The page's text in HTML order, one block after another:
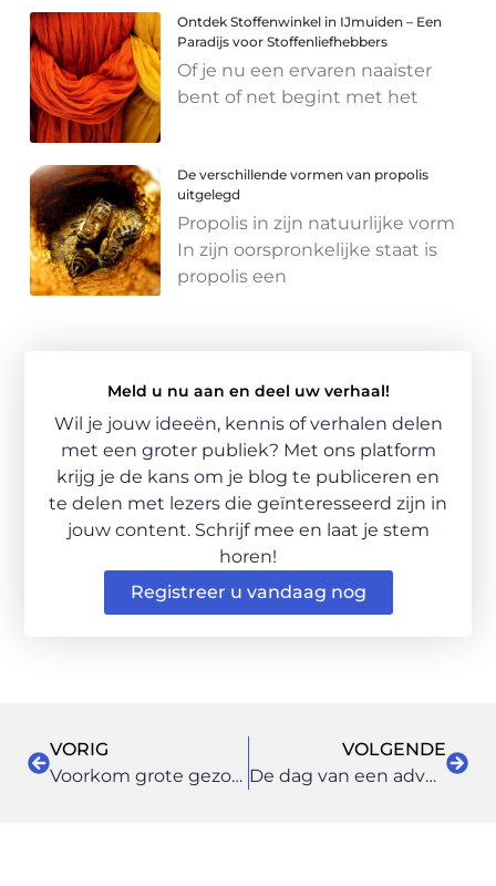
Ontdek Stoffenwinkel in IJmuiden – Een
Paradijs voor Stoffenliefhebbers
Of je nu een ervaren naaister
bent of net begint met het
De verschillende vormen van propolis
uitgelegd
Propolis in zijn natuurlijke vorm
In zijn oorspronkelijke staat is
propolis een
Meld u nu aan en deel uw verhaal!
Wil je jouw ideeën, kennis of verhalen delen
met een groter publiek? Met ons platform
krijg je de kans om je blog te publiceren en
te delen met lezers die geïnteresseerd zijn in
jouw content. Schrijf mee en laat je stem
horen!
Registreer u vandaag nog
VORIG
Voorkom grote gezondheidsrisico’s en laat Chroom-6 zo snel mogelijk saneren
VOLGENDE
De dag van een advocaat bestuursrecht amsterdam